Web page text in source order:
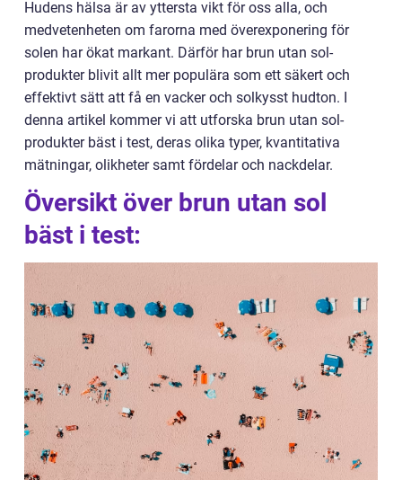
Hudens hälsa är av yttersta vikt för oss alla, och
medvetenheten om farorna med överexponering för
solen har ökat markant. Därför har brun utan sol-
produkter blivit allt mer populära som ett säkert och
effektivt sätt att få en vacker och solkysst hudton. I
denna artikel kommer vi att utforska brun utan sol-
produkter bäst i test, deras olika typer, kvantitativa
mätningar, olikheter samt fördelar och nackdelar.
Översikt över brun utan sol
bäst i test: